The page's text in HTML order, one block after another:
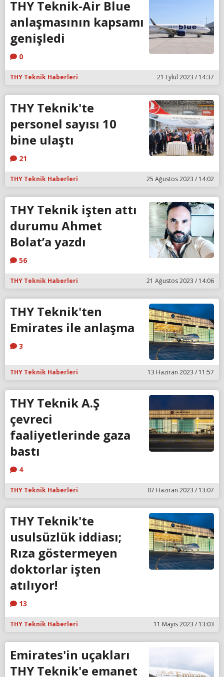
THY Teknik-Air Blue
anlaşmasının kapsamı
genişledi
0
THY Teknik Haberleri 21 Eylül 2023 / 14:37
THY Teknik'te
personel sayısı 10
bine ulaştı
21
THY Teknik Haberleri 25 Ağustos 2023 / 14:02
THY Teknik işten attı
durumu Ahmet
Bolat’a yazdı
56
THY Teknik Haberleri 21 Ağustos 2023 / 14:06
THY Teknik'ten
Emirates ile anlaşma
3
THY Teknik Haberleri 13 Haziran 2023 / 11:57
THY Teknik A.Ş
çevreci
faaliyetlerinde gaza
bastı
4
THY Teknik Haberleri 07 Haziran 2023 / 13:07
THY Teknik'te
usulsüzlük iddiası;
Rıza göstermeyen
doktorlar işten
atılıyor!
13
THY Teknik Haberleri 11 Mayıs 2023 / 13:03
Emirates'in uçakları
THY Teknik'e emanet